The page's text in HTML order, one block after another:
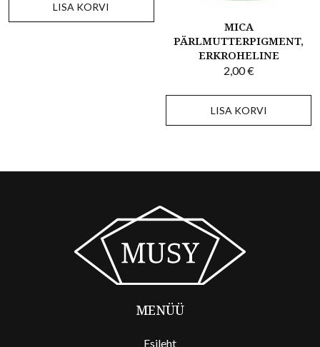
LISA KORVI
MICA
PÄRLMUTTERPIGMENT,
ERKROHELINE
2,00€
LISA KORVI
MENÜÜ
Esileht